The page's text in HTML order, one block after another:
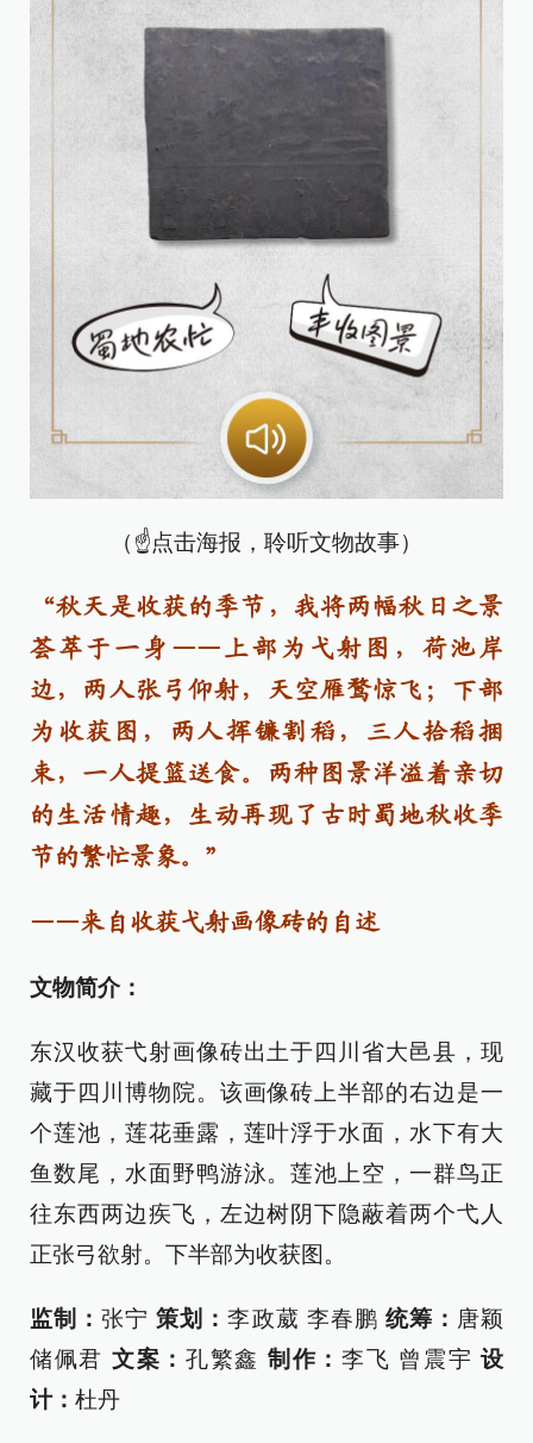
（☝点击海报，聆听文物故事）
“秋天是收获的季节，我将两幅秋日之景
荟萃于一身——上部为弋射图，荷池岸
边，两人张弓仰射，天空雁鹜惊飞；下部
为收获图，两人挥镰割稻，三人拾稻捆
束，一人提篮送食。两种图景洋溢着亲切
的生活情趣，生动再现了古时蜀地秋收季
节的繁忙景象。”
——来自收获弋射画像砖的自述
文物简介：
东汉收获弋射画像砖出土于四川省大邑县，现
藏于四川博物院。该画像砖上半部的右边是一
个莲池，莲花垂露，莲叶浮于水面，水下有大
鱼数尾，水面野鸭游泳。莲池上空，一群鸟正
往东西两边疾飞，左边树阴下隐蔽着两个弋人
正张弓欲射。下半部为收获图。
监制：张宁策划：李政葳 李春鹏 统筹： 唐颖
储佩君 文案：孔繁鑫 制作：李飞 曾震宇设
计： 杜丹